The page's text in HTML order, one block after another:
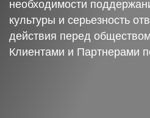
необходимости
культуры и серьезность
действия перед
Клиентами и Партнерами